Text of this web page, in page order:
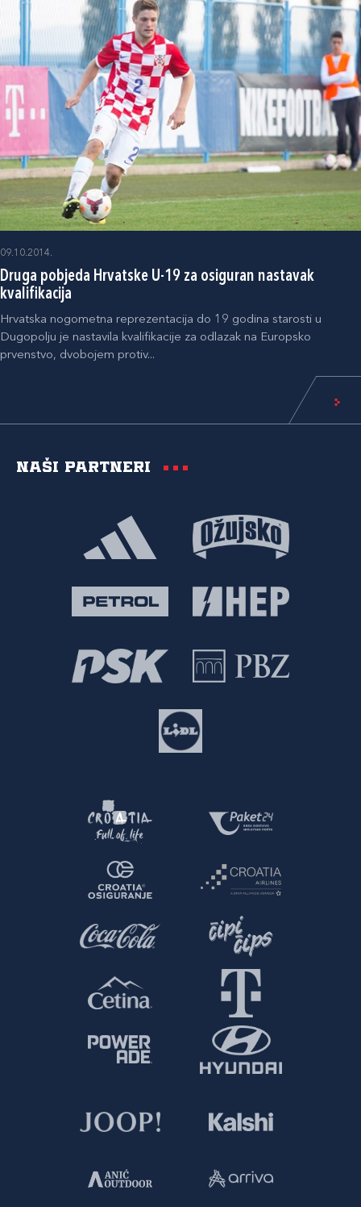
09.10.2014.
Druga pobjeda Hrvatske U-19 za osiguran nastavak
kvalifikacija
Hrvatska nogometna reprezentacija do 19 godina starosti u
Dugopolju je nastavila kvalifikacije za odlazak na Europsko
prvenstvo, dvobojem protiv...
Naši partneri